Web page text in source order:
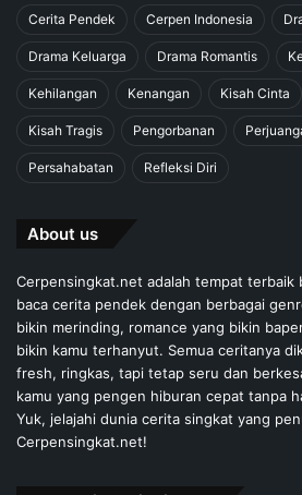
Cerita Pendek Cerpen Indonesia
Drama Keluarga Drama Romantis
Kehilangan Kenangan Kisah Cinta
Kisah Tragis Pengorbanan
Persahabatan Refleksi Diri
About us
Cerpensingkat.net adalah tempat terbaik
baca cerita pendek dengan berbagai
bikin merinding, romance yang bikin
bikin kamu terhanyut. Semua ceritanya
fresh, ringkas, tapi tetap seru dan
kamu yang pengen hiburan cepat tanpa
Yuk, jelajahi dunia cerita singkat yang
Cerpensingkat.net!